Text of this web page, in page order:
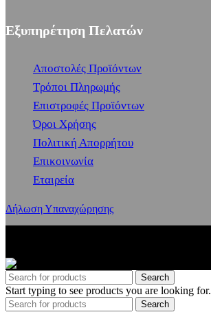
Εξυπηρέτηση Πελατών
Αποστολές Προϊόντων
Τρόποι Πληρωμής
Επιστροφές Προϊόντων
Όροι Χρήσης
Πολιτική Απορρήτου
Επικοινωνία
Εταιρεία
Δήλωση Υπαναχώρησης
Search
Start typing to see products you are looking for.
Search